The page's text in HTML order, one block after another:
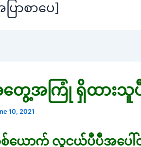
ြာစာပေ]
တွေ့အကြုံ ရှိထားသူ
10, 2021
စ်ယောက် လူငယ်ပီပီအပေ